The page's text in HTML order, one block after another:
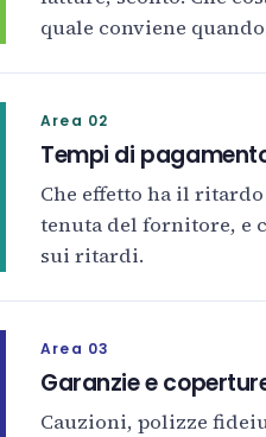
quale conviene
Area 02
Tempi di
Che effetto ha il
tenuta del fornitore, e
sui ritardi.
Area 03
Garanzie e
Cauzioni, polizze